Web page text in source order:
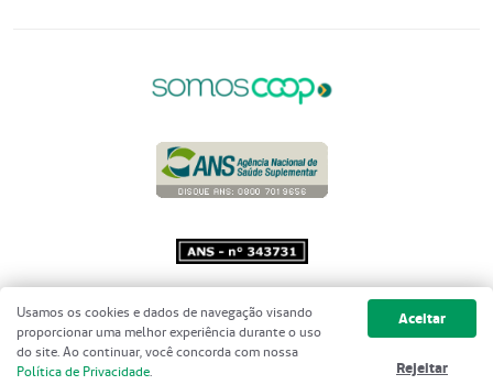
Copyright 2001 - 2026 Unimed do
Brasil - Todos os direitos reservados
Usamos os cookies e dados de navegação visando
proporcionar uma melhor experiência durante o uso
do site. Ao continuar, você concorda com nossa
Política de Privacidade.
Aceitar
Rejeitar